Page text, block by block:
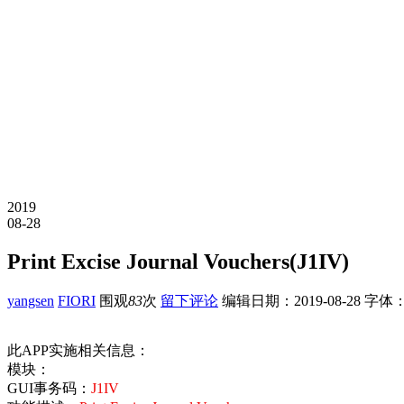
2019
08-28
Print Excise Journal Vouchers(J1IV)
yangsen FIORI 围观83次 留下评论 编辑日期： 2019-08-28 字体：
此APP实施相关信息：
模块：
GUI事务码： J1IV